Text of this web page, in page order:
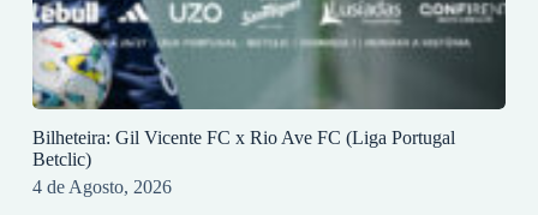
Bilheteira: Gil Vicente FC x Rio Ave FC (Liga Portugal
Betclic)
4 de Agosto, 2026